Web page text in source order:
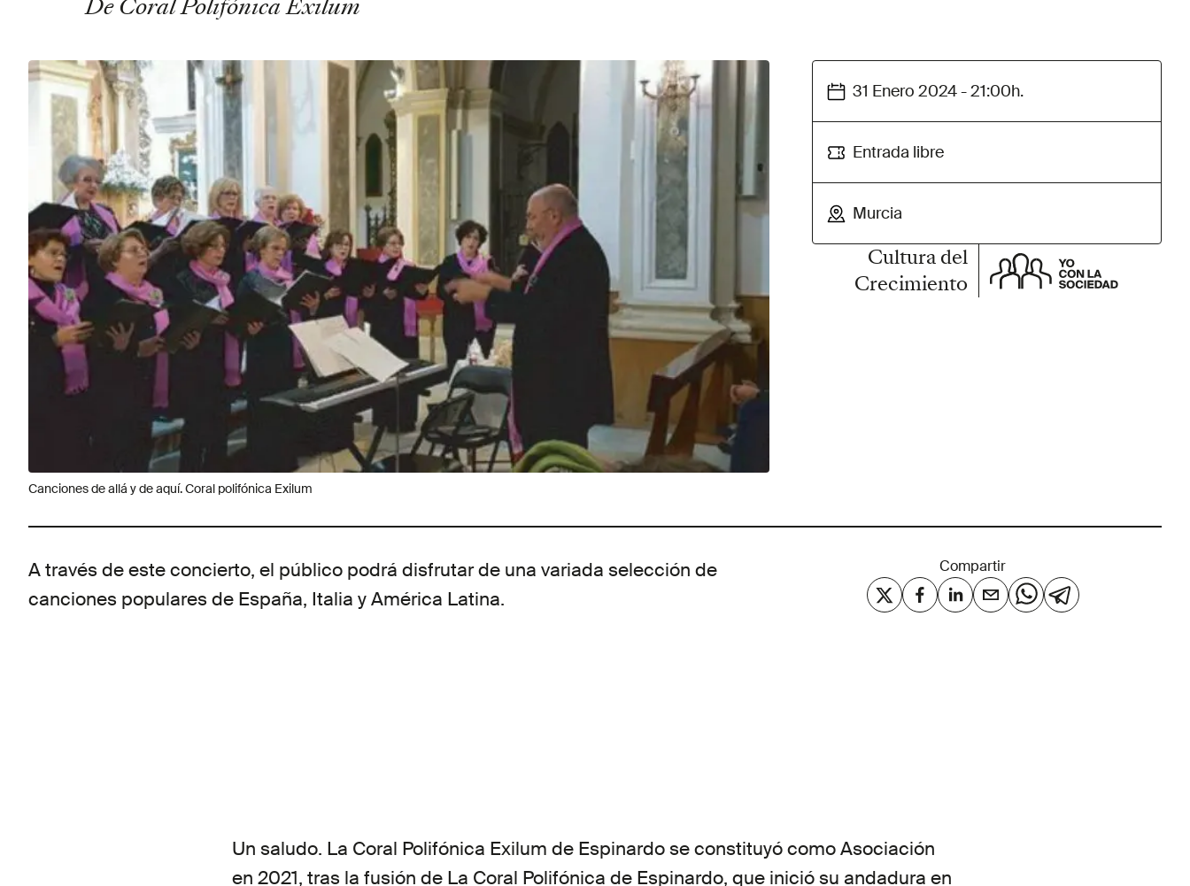
De Coral Polifónica Exilum
Canciones de allá y de aquí. Coral polifónica Exilum
31 Enero 2024 - 21:00h.
Entrada libre
Murcia
Cultura del
Crecimiento
A través de este concierto, el público podrá disfrutar de una variada selección de
canciones populares de España, Italia y América Latina.
Compartir
Un saludo. La Coral Polifónica Exilum de Espinardo se constituyó como Asociación
en 2021, tras la fusión de La Coral Polifónica de Espinardo, que inició su andadura en